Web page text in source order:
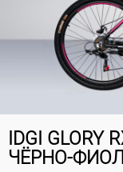
IDGI GLORY
ЧЁРНО-